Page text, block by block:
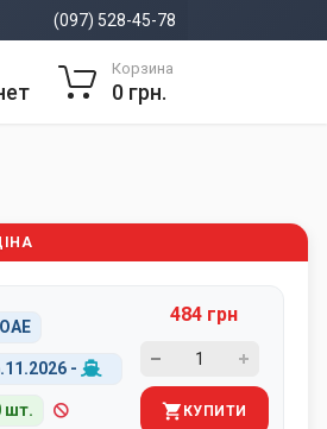
(097) 528-45-78
Корзина
0 грн.
-
шт.
484 грн
КУПИТИ